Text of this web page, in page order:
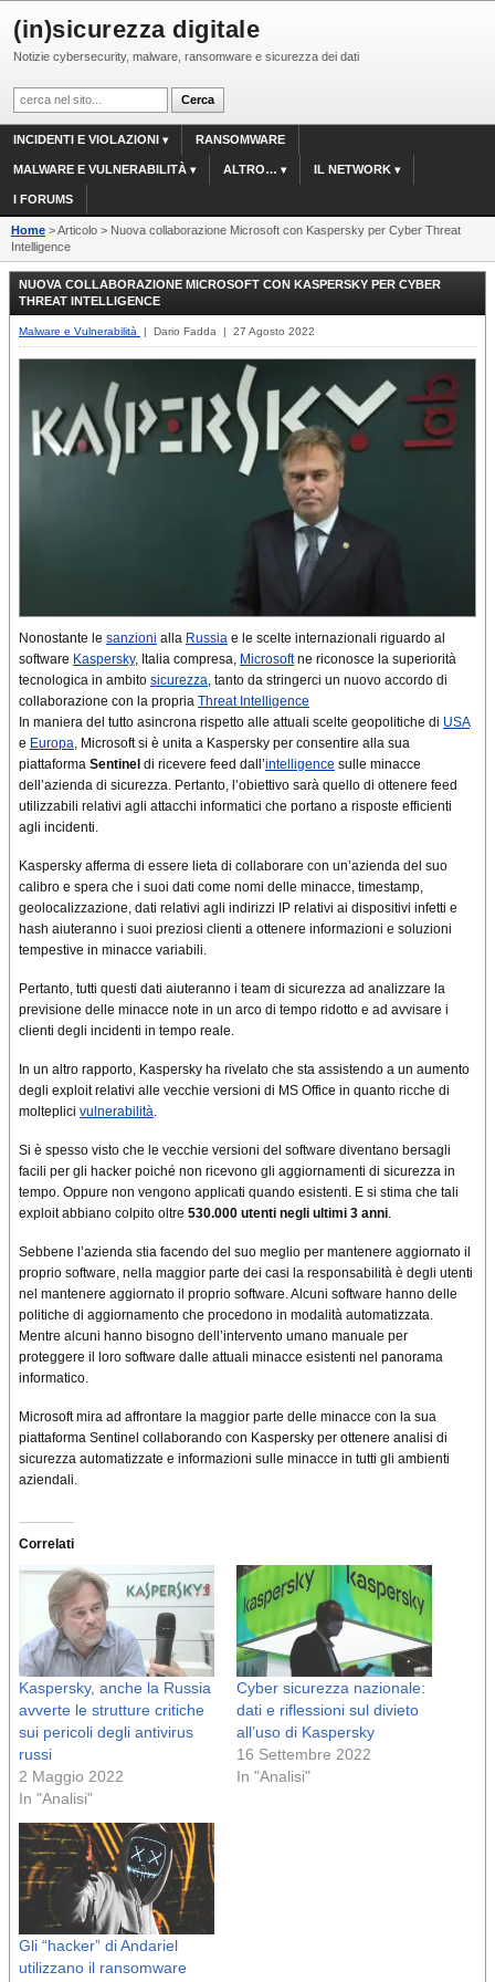
(in)sicurezza digitale
Notizie cybersecurity, malware, ransomware e sicurezza dei dati
INCIDENTI E VIOLAZIONI RANSOMWARE
MALWARE E VULNERABILITÀ ALTRO… IL NETWORK
I FORUMS
Home > Articolo > Nuova collaborazione Microsoft con Kaspersky per Cyber ​​Threat
Intelligence
NUOVA COLLABORAZIONE MICROSOFT CON KASPERSKY PER CYBER ​​
THREAT INTELLIGENCE
Malware e Vulnerabilità | Dario Fadda | 27 Agosto 2022
Nonostante le sanzioni alla Russia e le scelte internazionali riguardo al
software Kaspersky, Italia compresa, Microsoftne riconosce la superiorità
tecnologica in ambito sicurezza , tanto da stringerci un nuovo accordo di
collaborazione con la propria Threat Intelligence
In maniera del tutto asincrona rispetto alle attuali scelte geopolitiche di USA
e Europa , Microsoft si è unita a Kaspersky per consentire alla sua
piattaforma Sentinel di ricevere feed dall’intelligence sulle minacce
dell’azienda di sicurezza. Pertanto, l’obiettivo sarà quello di ottenere feed
utilizzabili relativi agli attacchi informatici che portano a risposte efficienti
agli incidenti.
Kaspersky afferma di essere lieta di collaborare con un’azienda del suo
calibro e spera che i suoi dati come nomi delle minacce, timestamp,
geolocalizzazione, dati relativi agli indirizzi IP relativi ai dispositivi infetti e
hash aiuteranno i suoi preziosi clienti a ottenere informazioni e soluzioni
tempestive in minacce variabili.
Pertanto, tutti questi dati aiuteranno i team di sicurezza ad analizzare la
previsione delle minacce note in un arco di tempo ridotto e ad avvisare i
clienti degli incidenti in tempo reale.
In un altro rapporto, Kaspersky ha rivelato che sta assistendo a un aumento
degli exploit relativi alle vecchie versioni di MS Office in quanto ricche di
molteplici vulnerabilità
Si è spesso visto che le vecchie versioni del software diventano bersagli
facili per gli hacker poiché non ricevono gli aggiornamenti di sicurezza in
tempo. Oppure non vengono applicati quando esistenti. E si stima che tali
exploit abbiano colpito oltre 530.000 utenti negli ultimi 3 anni
Sebbene l’azienda stia facendo del suo meglio per mantenere aggiornato il
proprio software, nella maggior parte dei casi la responsabilità è degli utenti
nel mantenere aggiornato il proprio software. Alcuni software hanno delle
politiche di aggiornamento che procedono in modalità automatizzata.
Mentre alcuni hanno bisogno dell’intervento umano manuale per
proteggere il loro software dalle attuali minacce esistenti nel panorama
informatico.
Microsoft mira ad affrontare la maggior parte delle minacce con la sua
piattaforma Sentinel collaborando con Kaspersky per ottenere analisi di
sicurezza automatizzate e informazioni sulle minacce in tutti gli ambienti
aziendali.
Correlati
Kaspersky, anche la Russia
avverte le strutture critiche
sui pericoli degli antivirus
russi
2 Maggio 2022
In "Analisi"
Cyber sicurezza nazionale:
dati e riflessioni sul divieto
all’uso di Kaspersky
16 Settembre 2022
In "Analisi"
Gli “hacker” di Andariel
utilizzano il ransomware